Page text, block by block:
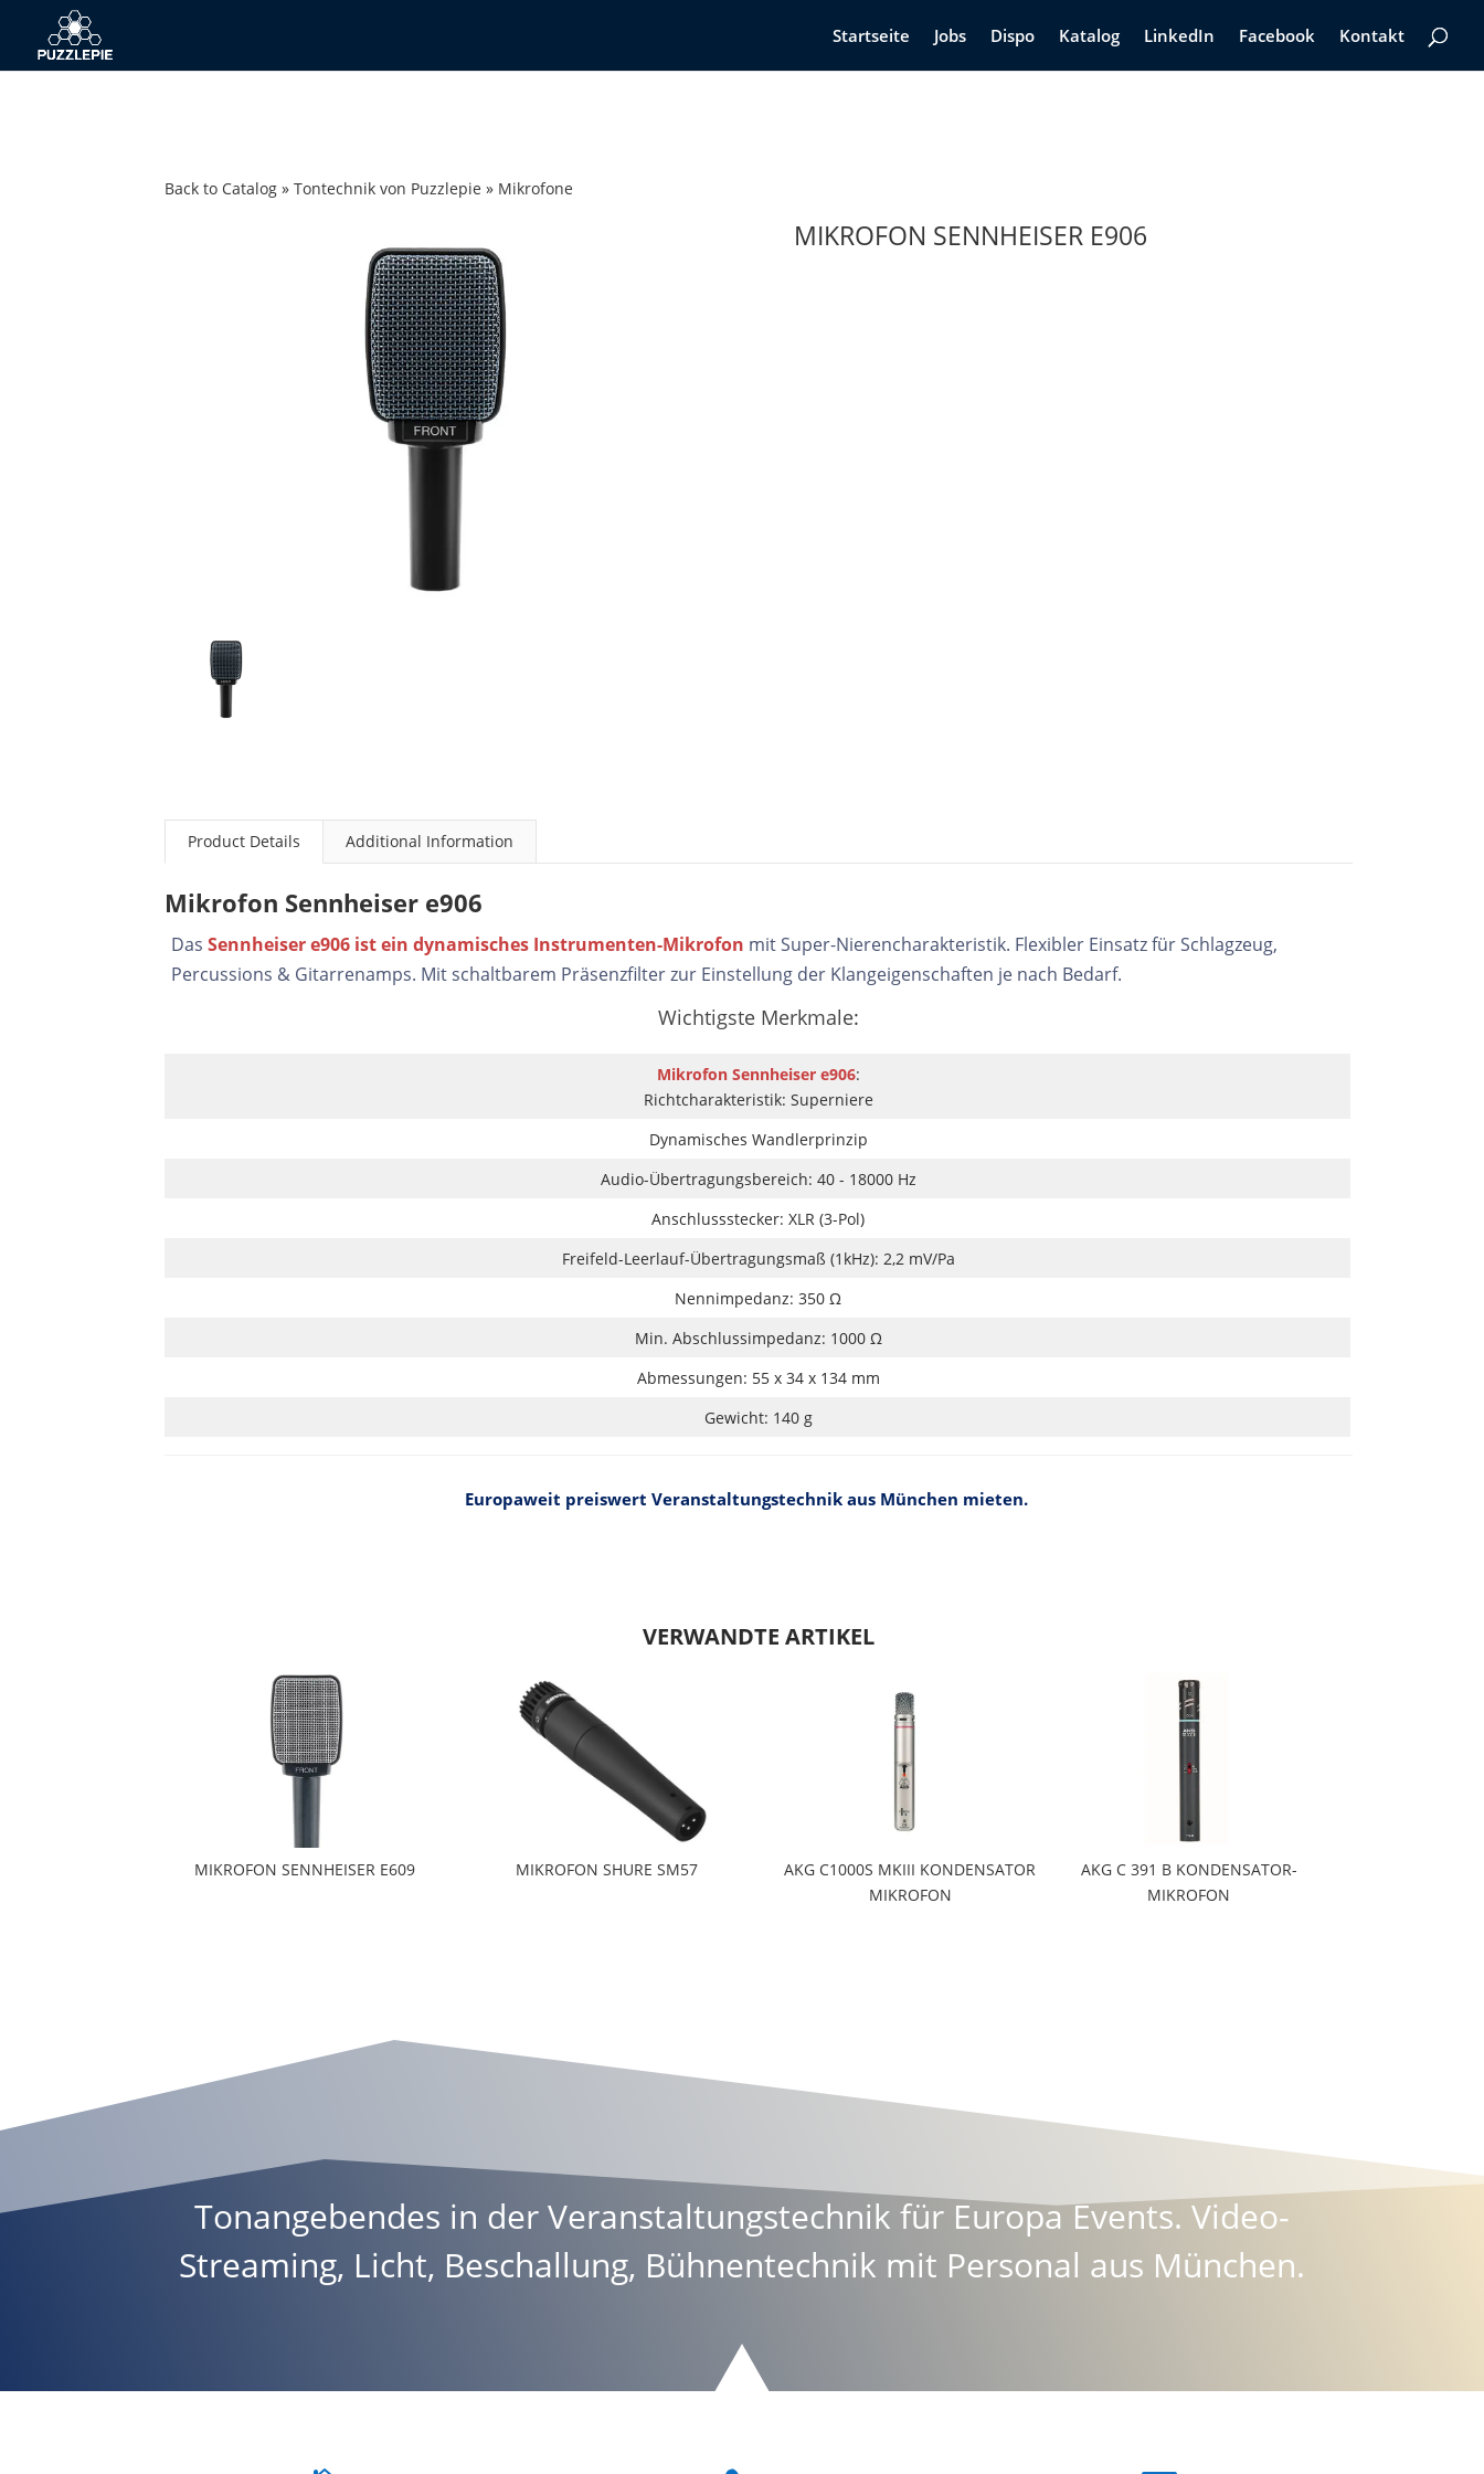
Startseite Jobs Dispo Katalog LinkedIn Facebook Kontakt
Back to Catalog Tontechnik von Puzzlepie Mikrofone
MIKROFON SENNHEISER E906
Product Details Additional Information
Mikrofon Sennheiser e906
DasSennheiser e906 ist ein dynamisches Instrumenten-Mikrofon mit Super-Nierencharakteristik. Flexibler Einsatz für Schlagzeug,
Percussions & Gitarrenamps. Mit schaltbarem Präsenzfilter zur Einstellung der Klangeigenschaften je nach Bedarf.
Wichtigste Merkmale:
Mikrofon Sennheiser e906:
Richtcharakteristik: Superniere
Dynamisches Wandlerprinzip
Audio-Übertragungsbereich: 40 - 18000 Hz
Anschlussstecker: XLR (3-Pol)
Freifeld-Leerlauf-Übertragungsmaß (1kHz): 2,2 mV/Pa
Nennimpedanz: 350 Ω
Min. Abschlussimpedanz: 1000 Ω
Abmessungen: 55 x 34 x 134 mm
Gewicht: 140 g
Europaweit preiswert Veranstaltungstechnik aus München mieten.
VERWANDTE ARTIKEL
MIKROFON SENNHEISER E609 MIKROFON SHURE SM57
AKG C1000S MKIII KONDENSATOR
MIKROFON
AKG C 391 B KONDENSATOR-
MIKROFON
Tonangebendes in der Veranstaltungstechnik für Europa Events. Video-
Streaming, Licht, Beschallung, Bühnentechnik mit Personal aus München.